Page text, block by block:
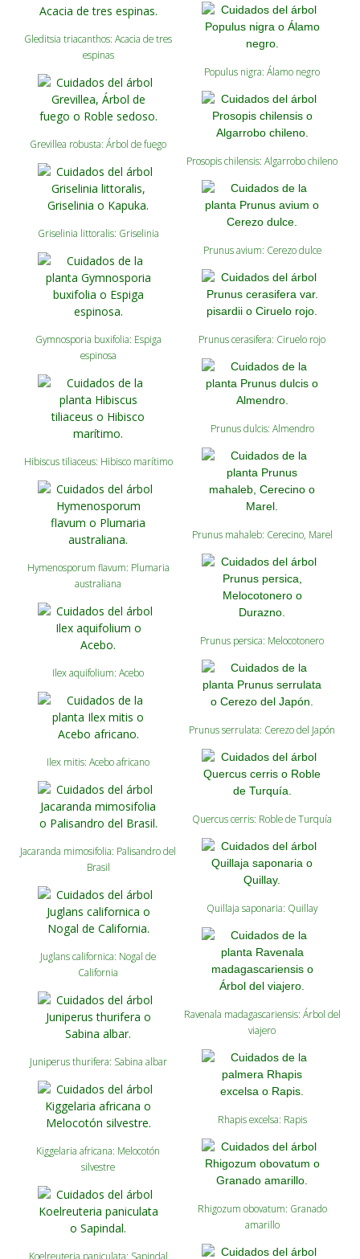
Gleditsia triacanthos: Acacia de tres
espinas
Grevillea robusta: Árbol de fuego
Griselinia littoralis: Griselinia
Gymnosporia buxifolia: Espiga
espinosa
Hibiscus tiliaceus: Hibisco marítimo
Hymenosporum flavum: Plumaria
australiana
Ilex aquifolium: Acebo
Ilex mitis: Acebo africano
Jacaranda mimosifolia: Palisandro del
Brasil
Juglans californica: Nogal de
California
Juniperus thurifera: Sabina albar
Kiggelaria africana: Melocotón
silvestre
Koelreuteria paniculata: Sapindal
Populus nigra: Álamo negro
Prosopis chilensis: Algarrobo chileno
Prunus avium: Cerezo dulce
Prunus cerasifera: Ciruelo rojo
Prunus dulcis: Almendro
Prunus mahaleb: Cerecino, Marel
Prunus persica: Melocotonero
Prunus serrulata: Cerezo del Japón
Quercus cerris: Roble de Turquía
Quillaja saponaria: Quillay
Ravenala madagascariensis: Árbol del
viajero
Rhapis excelsa: Rapis
Rhigozum obovatum: Granado
amarillo